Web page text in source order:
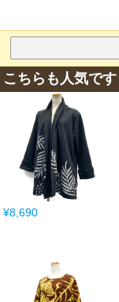
こちらも人気です
¥8,690